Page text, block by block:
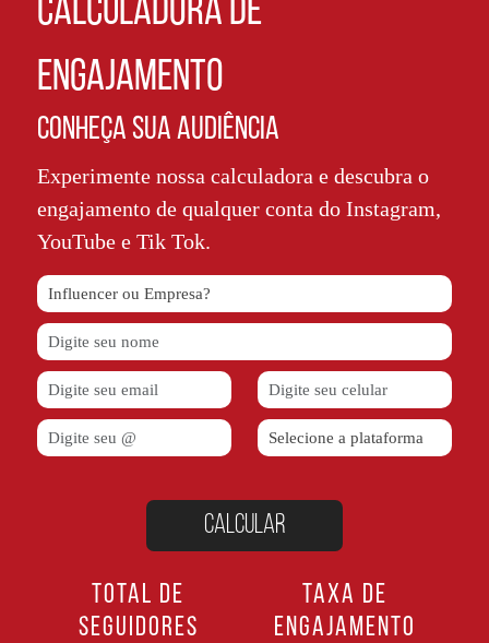
CALCULADORA DE
ENGAJAMENTO
CONHEÇA SUA AUDIÊNCIA
Experimente nossa calculadora e descubra o
engajamento de qualquer conta do Instagram,
YouTube e Tik Tok.
TOTAL DE
SEGUIDORES
TAXA DE
ENGAJAMENTO